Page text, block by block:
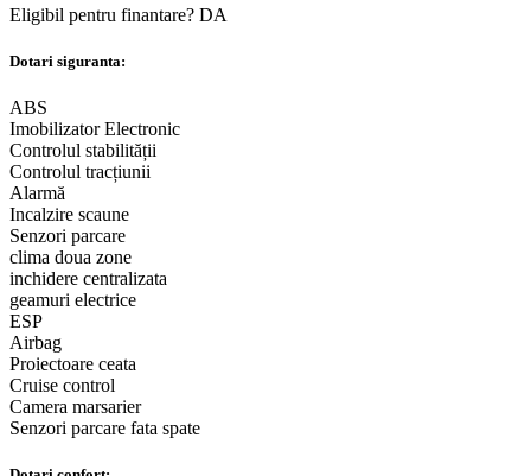
Eligibil pentru finantare? DA
Dotari siguranta:
ABS
Imobilizator Electronic
Controlul stabilității
Controlul tracțiunii
Alarmă
Incalzire scaune
Senzori parcare
clima doua zone
inchidere centralizata
geamuri electrice
ESP
Airbag
Proiectoare ceata
Cruise control
Camera marsarier
Senzori parcare fata spate